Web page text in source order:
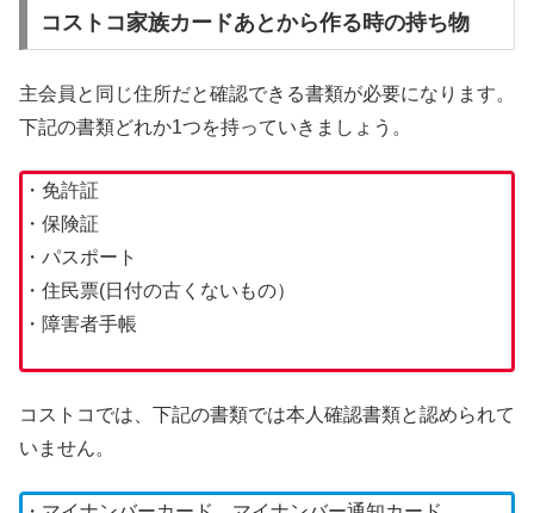
コストコ家族カードあとから作る時の持ち物
主会員と同じ住所だと確認できる書類が必要になります。
下記の書類どれか1つを持っていきましょう。
・免許証
・保険証
・パスポート
・住民票(日付の古くないもの）
・障害者手帳
コストコでは、下記の書類では本人確認書類と認められて
いません。